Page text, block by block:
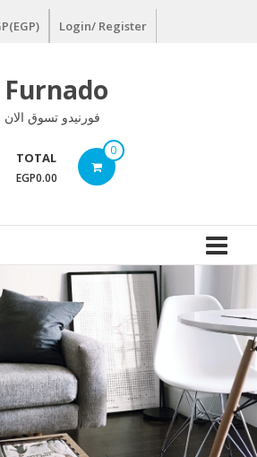
Login/ Register
Furnado
فورنيدو تسوق الان
0
TOTAL
EGP0.00